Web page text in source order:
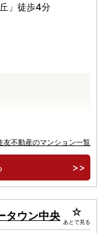
」徒歩4分
ムオープン。
友不動産のマンション一覧
タウン中央 あとで見る